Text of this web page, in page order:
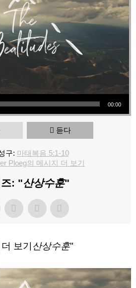
00:00
듣다
구: 마태복음 5:1-10
Ploeg의 메시지 더 보기
: "산상수훈"
보기 산상수훈"